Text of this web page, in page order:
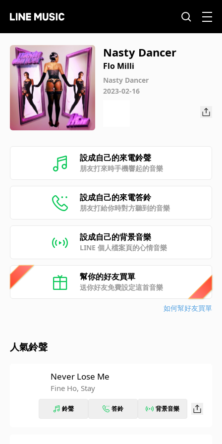
Nasty Dancer
Flo Milli
Nasty Dancer
2023-02-16
設成自己的來電鈴聲
朋友打來時手機響起的音樂
設成自己的來電答鈴
朋友打給你時對方聽到的音樂
設成自己的背景音樂
LINE 個人檔案頁的心情音樂
幫你的好友買單
送你好友免費設定這首音樂
如何幫好友買單
人氣鈴聲
Never Lose Me
Fine Ho, Stay
鈴聲 答鈴 背景音樂